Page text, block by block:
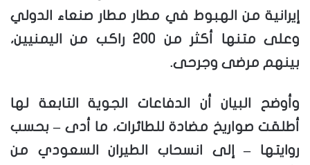
إيرانية من الهبوط في مطار مطار صنعاء الدولي
وعلى متنها أكثر من 200 راكب من اليمنيين،
بينهم مرضى وجرحى.
وأوضح البيان أن الدفاعات الجوية التابعة لها
أطلقت صواريخ مضادة للطائرات، ما أدى – بحسب
روايتها – إلى انسحاب الطيران السعودي من